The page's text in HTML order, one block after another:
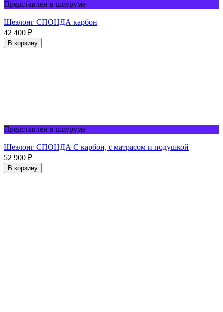
Представлен в шоуруме
Шезлонг СПОНДА карбон
42 400 ₽
В корзину
Представлен в шоуруме
Шезлонг СПОНДА С карбон, с матрасом и подушкой
52 900 ₽
В корзину